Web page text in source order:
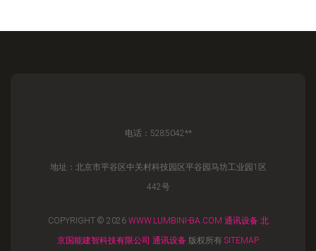
电话：5285042**
地址：北京市平谷区中关村科技园区平谷园马坊工业园1区
442号
COPYRIGHT © 2026 WWW.LUMBINI-BA.COM 通讯设备 北
京国能建智科技有限公司 通讯设备 版权所有 SITEMAP